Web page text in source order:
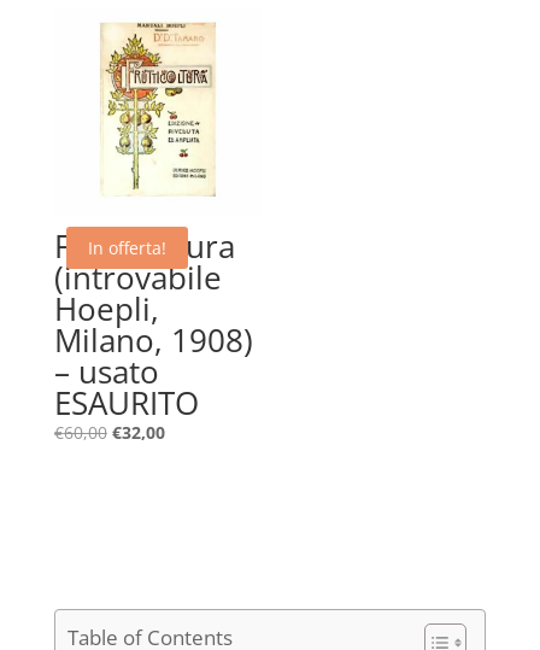
era:
€240,00.
è:
€170,00.
In offerta!
Frutticoltura
(introvabile
Hoepli,
Milano, 1908)
– usato
ESAURITO
€60,00 Il
€32,00Il
Table of Contents